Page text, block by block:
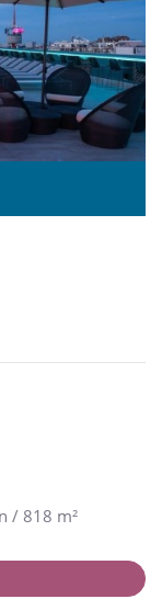
/ 818 m²